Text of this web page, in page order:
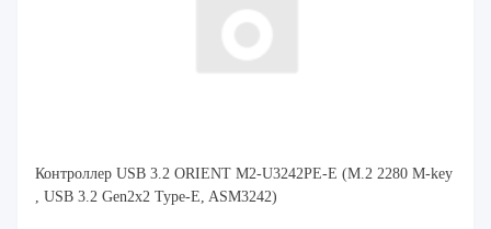
Контроллер USB 3.2 ORIENT M2-U3242PE-E (M.2 2280 M-key
, USB 3.2 Gen2x2 Type-E, ASM3242)